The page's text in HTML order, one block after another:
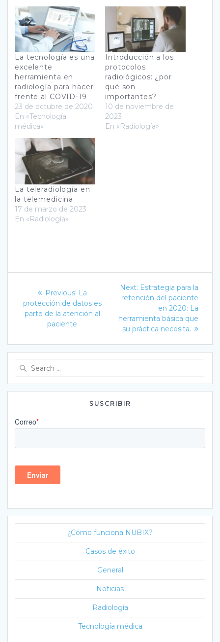
La tecnología es una
excelente
herramienta en
radiología para hacer
frente al COVID-19
23 de octubre de 2020
En «Tecnología
médica»
Introducción a los
protocolos
radiológicos: ¿por
qué son
importantes?
10 de noviembre de
2023
En «Radiología»
La teleradiología en
la telemedicina
17 de marzo de 2023
En «Radiología»
de
entradas
Previous: Previous
post:
La
protección de datos es
parte de la atención al
paciente
Next: Next
post:
Estrategia para la
retención del paciente
en 2020: La
herramienta básica que
su práctica necesita.
SUSCRIBIR
¿Cómo funciona NUBIX?
Casos de éxito
General
Noticias
Radiología
Tecnología médica